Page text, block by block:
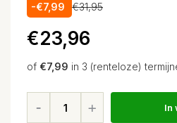
-€7,99 €31,95
€23,96
of €7,99 in 3 (renteloze)
In